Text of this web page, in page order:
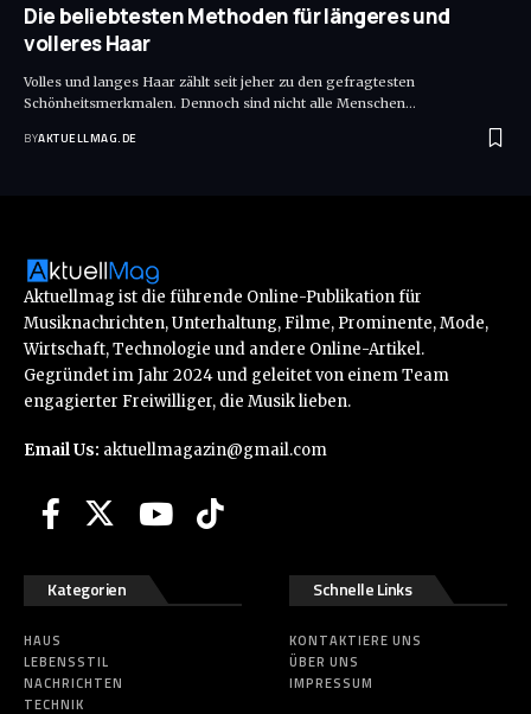
Die beliebtesten Methoden für längeres und
volleres Haar
Volles und langes Haar zählt seit jeher zu den gefragtesten
Schönheitsmerkmalen. Dennoch sind nicht alle Menschen…
BYAKTUELLMAG.DE
Aktuellmag ist die führende Online-Publikation für
Musiknachrichten, Unterhaltung, Filme, Prominente, Mode,
Wirtschaft, Technologie und andere Online-Artikel.
Gegründet im Jahr 2024 und geleitet von einem Team
engagierter Freiwilliger, die Musik lieben.
Email Us: aktuellmagazin@gmail.com
Kategorien
HAUS
LEBENSSTIL
NACHRICHTEN
TECHNIK
Schnelle Links
KONTAKTIERE UNS
ÜBER UNS
IMPRESSUM